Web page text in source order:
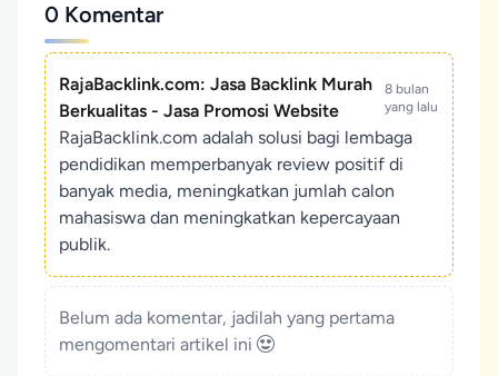
0 Komentar
RajaBacklink.com: Jasa Backlink Murah
Berkualitas - Jasa Promosi Website
8 bulan
yang lalu
RajaBacklink.com adalah solusi bagi lembaga
pendidikan memperbanyak review positif di
banyak media, meningkatkan jumlah calon
mahasiswa dan meningkatkan kepercayaan
publik.
Belum ada komentar, jadilah yang pertama
mengomentari artikel ini